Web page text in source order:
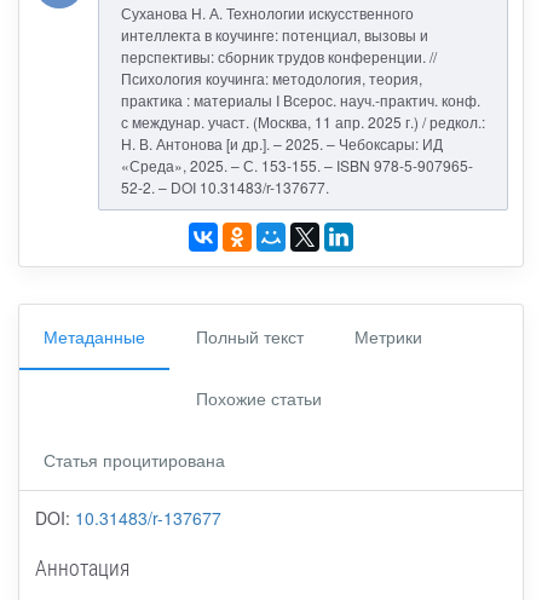
Суханова Н. А. Технологии искусственного
интеллекта в коучинге: потенциал, вызовы и
перспективы: сборник трудов конференции. //
Психология коучинга: методология, теория,
практика : материалы I Всерос. науч.-практич. конф.
с междунар. участ. (Москва, 11 апр. 2025 г.) / редкол.:
Н. В. Антонова [и др.]. – 2025. – Чебоксары: ИД
«Среда», 2025. – С. 153-155. – ISBN 978-5-907965-
52-2. – DOI 10.31483/r-137677.
Метаданные Полный текст Метрики
Похожие статьи
Статья процитирована
DOI: 10.31483/r-137677
Аннотация